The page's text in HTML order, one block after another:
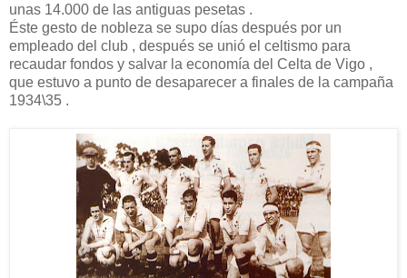
unas 14.000 de las antiguas pesetas .
Éste gesto de nobleza se supo días después por un
empleado del club , después se unió el celtismo para
recaudar fondos y salvar la economía del Celta de Vigo ,
que estuvo a punto de desaparecer a finales de la campaña
1934\35 .